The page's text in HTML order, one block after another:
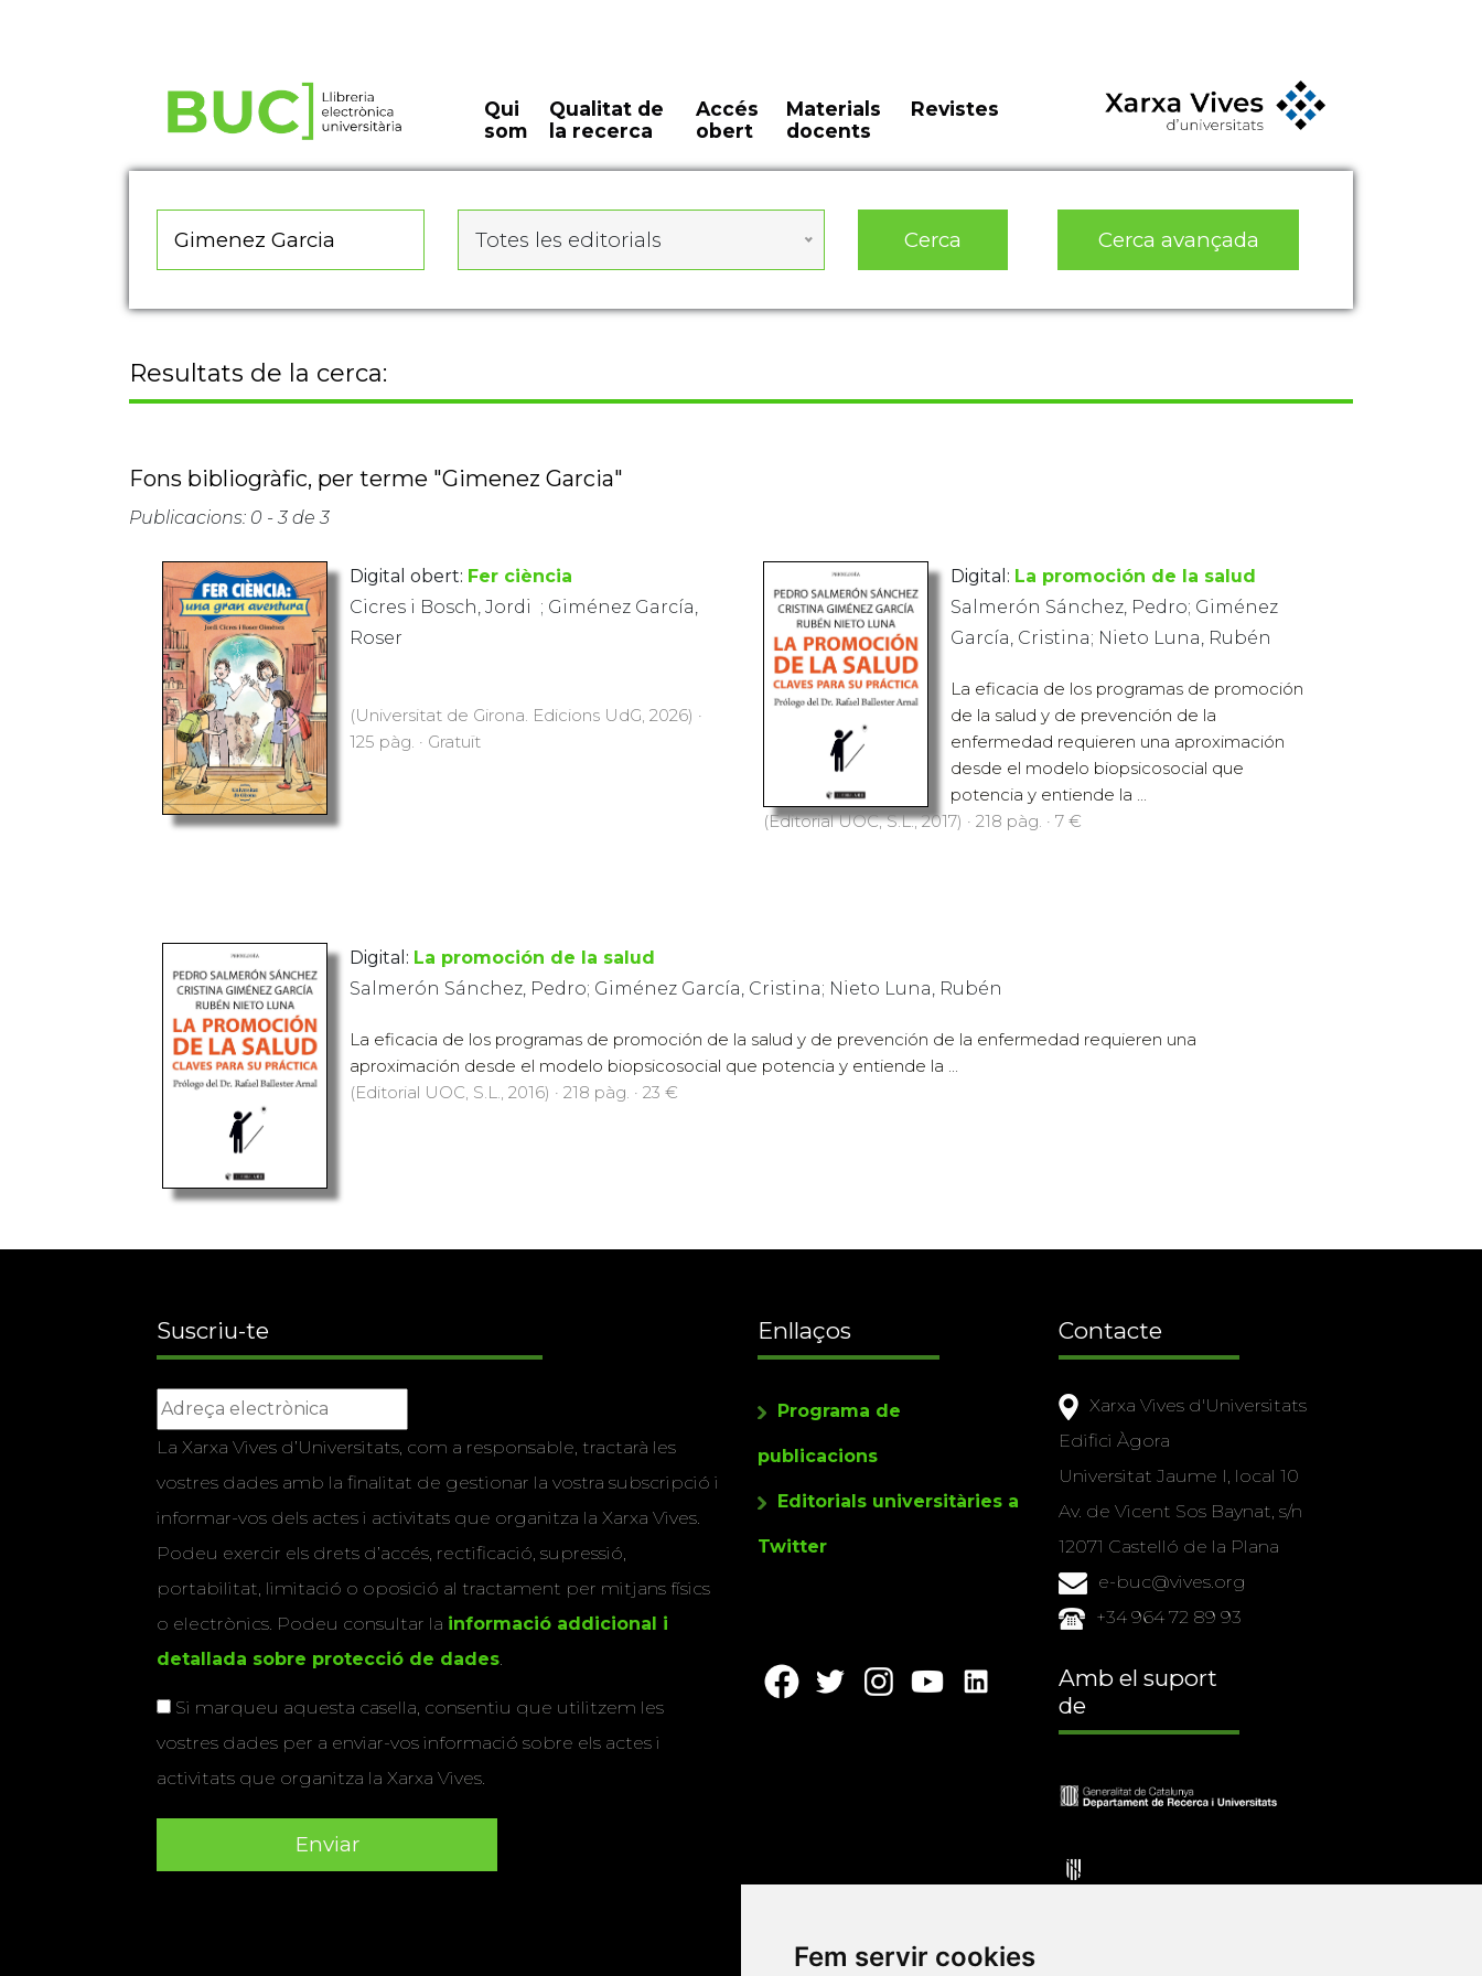
Fem servir cookies
Qui
som
Qualitat de
la recerca
Accés
obert
Materials
docents
Revistes
Totes les editorials Cerca Cerca avançada
Resultats de la cerca:
Fons bibliogràfic, per terme "Gimenez Garcia"
Publicacions: 0 - 3 de 3
Digital obert: Fer ciència
Cicres i Bosch, Jordi​ ​ ; Giménez García,
Roser
(Universitat de Girona. Edicions UdG, 2026) ·
125 pàg. · Gratuït
Digital: La promoción de la salud
Salmerón Sánchez, Pedro; Giménez
García, Cristina; Nieto Luna, Rubén
La eficacia de los programas de promoción
de la salud y de prevención de la
enfermedad requieren una aproximación
desde el modelo biopsicosocial que
potencia y entiende la ...
(Editorial UOC, S.L., 2017) · 218 pàg. · 7 €
Digital: La promoción de la salud
Salmerón Sánchez, Pedro; Giménez García, Cristina; Nieto Luna, Rubén
La eficacia de los programas de promoción de la salud y de prevención de la enfermedad requieren una
aproximación desde el modelo biopsicosocial que potencia y entiende la ...
(Editorial UOC, S.L., 2016) · 218 pàg. · 23 €
Suscriu-te
La Xarxa Vives d’Universitats, com a responsable, tractarà les
vostres dades amb la finalitat de gestionar la vostra subscripció i
informar-vos dels actes i activitats que organitza la Xarxa Vives.
Podeu exercir els drets d’accés, rectificació, supressió,
portabilitat, limitació o oposició al tractament per mitjans físics
o electrònics. Podeu consultar la informació addicional i
detallada sobre protecció de dades.
Si marqueu aquesta casella, consentiu que utilitzem les
vostres dades per a enviar-vos informació sobre els actes i
activitats que organitza la Xarxa Vives.
Enllaços
Programa de
publicacions
Editorials universitàries a
Twitter
Contacte
Xarxa Vives d'Universitats
Edifici Àgora
Universitat Jaume I, local 10
Av. de Vicent Sos Baynat, s/n
12071 Castelló de la Plana
e-buc@vives.org
+34 964 72 89 93
Amb el suport
de